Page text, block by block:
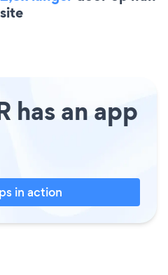
site
has an app
in action